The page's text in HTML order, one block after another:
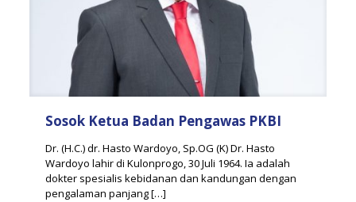
Sosok Ketua Badan Pengawas PKBI
Dr. (H.C.) dr. Hasto Wardoyo, Sp.OG (K) Dr. Hasto
Wardoyo lahir di Kulonprogo, 30 Juli 1964. Ia adalah
dokter spesialis kebidanan dan kandungan dengan
pengalaman panjang[…]